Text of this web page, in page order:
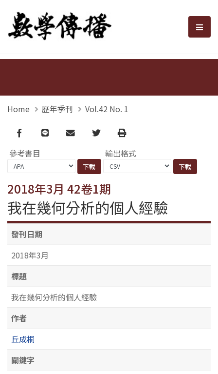
數學傳播 選
Home 歷年季刊 Vol.42 No. 1
Facebook
line email TwitterPrint
參考書目 輸出格式
2018年3月 42卷1期
我在幾何分析的個人經驗
發刊日期
2018年3月
標題
我在幾何分析的個人經驗
作者
丘成桐
關鍵字